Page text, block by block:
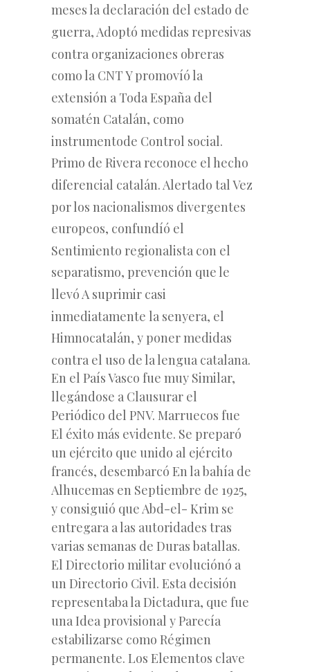
meses la declaración del estado de
guerra, Adoptó medidas represivas
contra organizaciones obreras
como la CNT Y promovíó la
extensión a Toda España del
somatén Catalán, como
instrumentode Control social.
Primo de Rivera reconoce el hecho
diferencial catalán. Alertado tal Vez
por los nacionalismos divergentes
europeos, confundíó el
Sentimiento regionalista con el
separatismo, prevención que le
llevó A suprimir casi
inmediatamente la senyera, el
Himnocatalán, y ponermedidas
contra el uso de la lengua catalana.
En el País Vasco fue muy Similar,
llegándose a Clausurar el
Periódico del PNV. Marruecos fue
El éxito más evidente. Se preparó
un ejército que unido al ejército
francés, desembarcó En la bahía de
Alhucemas en Septiembre de 1925,
y consiguió que Abd-el- Krim se
entregara a las autoridades tras
varias semanas de Duras batallas.
El Directorio militar evoluciónó a
un Directorio Civil. Esta decisión
representaba la Dictadura, que fue
una Idea provisional y Parecía
estabilizarse como Régimen
permanente. Los Elementos clave